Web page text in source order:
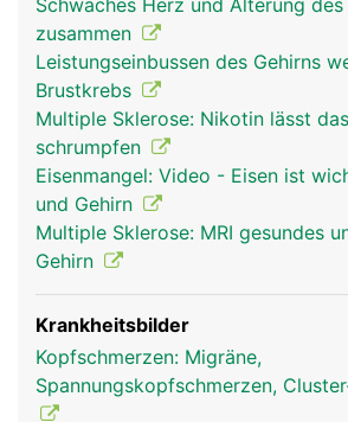
und lösen entsprechende
Zuständig für all diese Abläufe sind
Milliarden Nervenzellen
untereinander mit unzähligen
vernetzt sind und so ein
elektronisches
Anders als andere Zellen kann der
geschädigte Hirnzellen nicht
Kommandozentrale steuert das
Körperfunktionen, wobei
des Hirns unterschiedliche
Stammhirn steuert z.B. Atmung,
Verdauung, und andere
wie die Körpertemperatur. Das
Umschaltstelle zum Grosshirn und
Schwaches Herz und Alterung
zusammen
Leistungseinbussen des Gehirns
Brustkrebs
Multiple Sklerose: Nikotin lässt
schrumpfen
Eisenmangel: Video - Eisen ist
und Gehirn
Multiple Sklerose: MRI gesundes
Gehirn
Krankheitsbilder
Kopfschmerzen: Migräne,
Spannungskopfschmerzen,